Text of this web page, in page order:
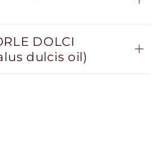
DOLCI
dulcis oil)